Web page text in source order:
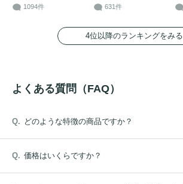
1094件 631件
4位以降のランキングをみる
よくある質問（FAQ）
どのような特徴の商品ですか？
価格はいくらですか？